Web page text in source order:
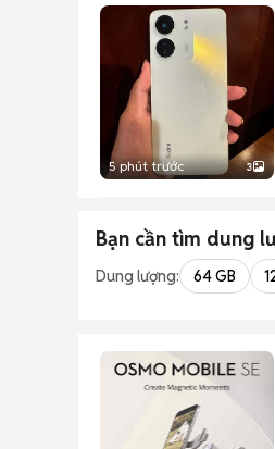
5 phút trước 3
Bạn cần tìm dung
Dung lượng: 64 GB